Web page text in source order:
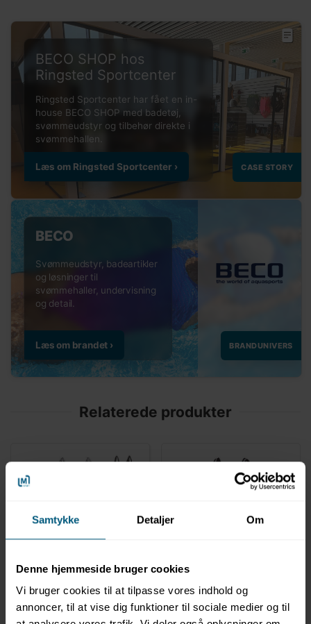
Samtykke Detaljer Om
Denne hjemmeside bruger cookies
Vi bruger cookies til at tilpasse vores indhold og
annoncer, til at vise dig funktioner til sociale medier og til
BECO SHOP hos
Ringsted Sportcenter
BECO
Relaterede produkter
Bikini | Flower Lines | C-
Badedragt | Flower Lines
| BECO